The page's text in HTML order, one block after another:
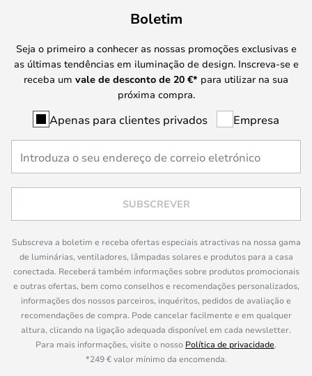
Boletim
Seja o primeiro a conhecer as nossas promoções exclusivas e
as últimas tendências em iluminação de design. Inscreva-se e
receba um vale de desconto de 20 €* para utilizar na sua
próxima compra.
Apenas para clientes privados Empresa
SUBSCREVER
Subscreva a boletim e receba ofertas especiais atractivas na nossa gama
de luminárias, ventiladores, lâmpadas solares e produtos para a casa
conectada. Receberá também informações sobre produtos promocionais
e outras ofertas, bem como conselhos e recomendações personalizados,
informações dos nossos parceiros, inquéritos, pedidos de avaliação e
recomendações de compra. Pode cancelar facilmente e em qualquer
altura, clicando na ligação adequada disponível em cada newsletter.
Para mais informações, visite o nosso Política de privacidade.
*249 € valor mínimo da encomenda.